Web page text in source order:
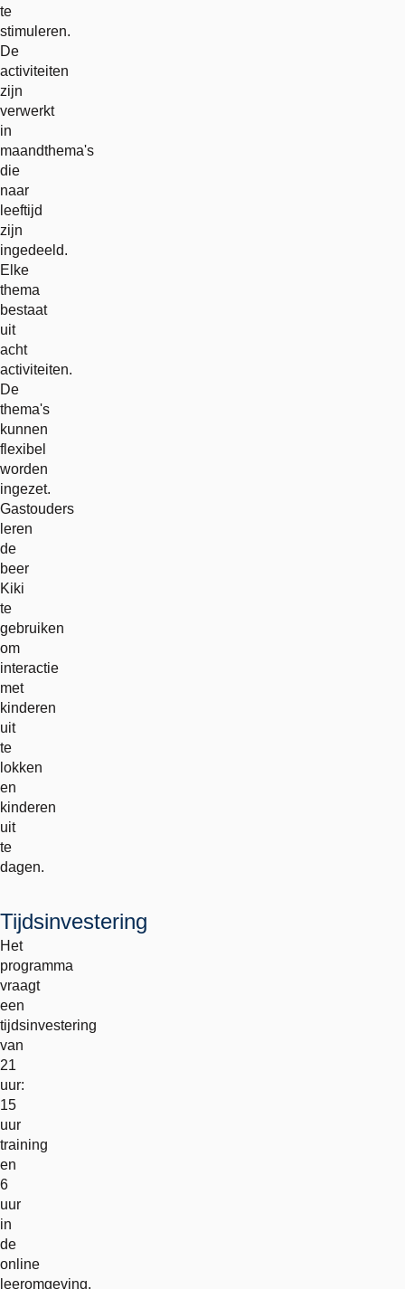
te
stimuleren.
De
activiteiten
zijn
verwerkt
in
maandthema's
die
naar
leeftijd
zijn
ingedeeld.
Elke
thema
bestaat
uit
acht
activiteiten.
De
thema's
kunnen
flexibel
worden
ingezet.
Gastouders
leren
de
beer
Kiki
te
gebruiken
om
interactie
met
kinderen
uit
te
lokken
en
kinderen
uit
te
dagen.
Tijdsinvestering
Het
programma
vraagt
een
tijdsinvestering
van
21
uur:
15
uur
training
en
6
uur
in
de
online
leeromgeving.